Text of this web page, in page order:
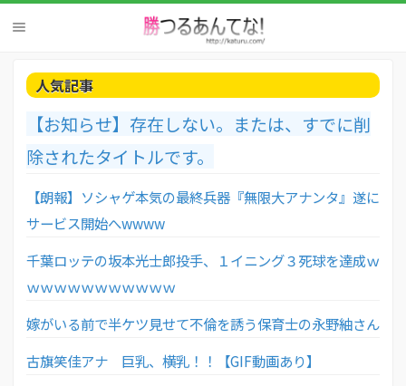
人気記事
【お知らせ】存在しない。または、すでに削
除されたタイトルです。
【朗報】ソシャゲ本気の最終兵器『無限大アナンタ』遂に
サービス開始へwwww
千葉ロッテの坂本光士郎投手、１イニング３死球を達成ｗ
ｗｗｗｗｗｗｗｗｗｗｗ
嫁がいる前で半ケツ見せて不倫を誘う保育士の永野紬さん
古旗笑佳アナ 巨乳、横乳！！【GIF動画あり】